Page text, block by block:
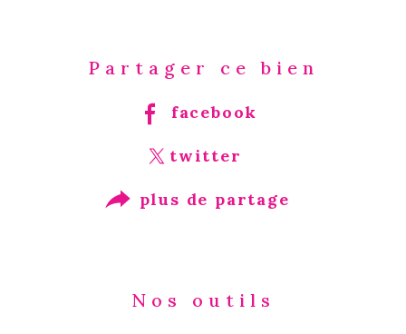
Partager ce bien
facebook
twitter
plus de partage
Nos outils